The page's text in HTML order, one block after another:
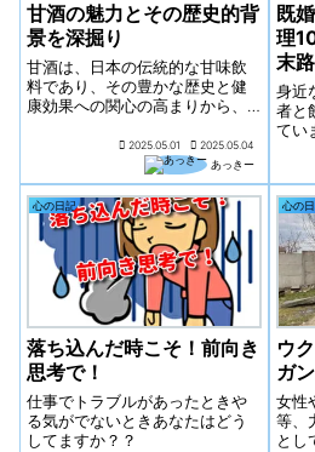
甘酒の魅力とその歴史的背
景を深掘り
甘酒は、日本の伝統的な甘味飲
料であり、その豊かな歴史と健
康効果への関心の高まりから、
米麹と酒粕という二つの主要な
原料から作られる甘酒は、それ
ぞれ異なる特徴を持ち、日本の
食文化において独自の地位を築
いています。今回は、甘酒の定
義、種類、製造方法、栄養価、
健康効果、歴史的背景、文化的
意義、飲用方法、料理への活
用、最新の研究動向、そして現
在のトレンドについて考察した
いと思います。また、福岡と東
京神田という地域における甘酒
の特色についても掘り下げてい
きたいと思います。
2025.05.01
2025.05.04
あっきー
既
理
末
身近
者と
てい
も
と飲
も
は、
てい
心の日記
落ち込んだ時こそ！前向き
思考で！
仕事でトラブルがあったときや
る気がでないときあなたはどう
してますか？？
心の
ウ
ガ
女性
等、
とし